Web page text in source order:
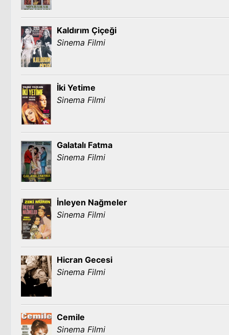
Kaldırım Çiçeği
Sinema Filmi
İki Yetime
Sinema Filmi
Galatalı Fatma
Sinema Filmi
İnleyen Nağmeler
Sinema Filmi
Hicran Gecesi
Sinema Filmi
Cemile
Sinema Filmi